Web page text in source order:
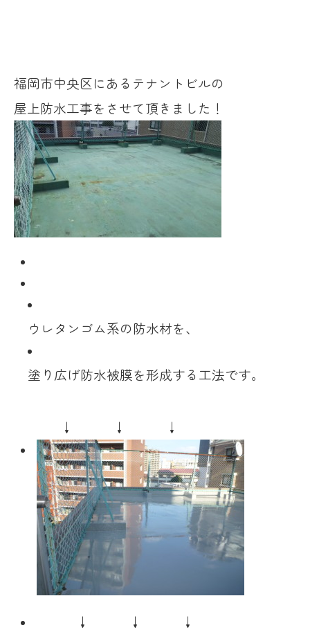
福岡市中央区にあるテナントビルの
屋上防水工事をさせて頂きました！
ウレタンゴム系の防水材を、
塗り広げ防水被膜を形成する工法です。
↓ ↓ ↓
↓ ↓ ↓